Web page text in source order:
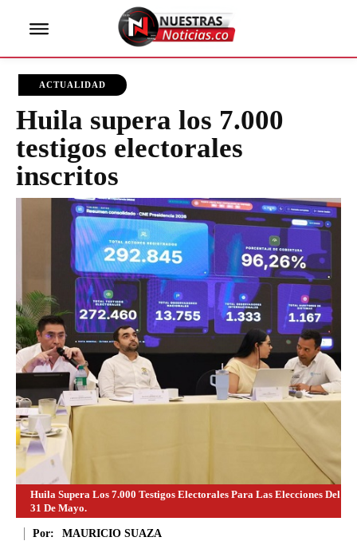
ACTUALIDAD
Huila supera los 7.000
testigos electorales
inscritos
Huila Supera Los 7.000 Testigos Electorales Para Las Elecciones Del
31 De Mayo.
Por:
MAURICIO SUAZA